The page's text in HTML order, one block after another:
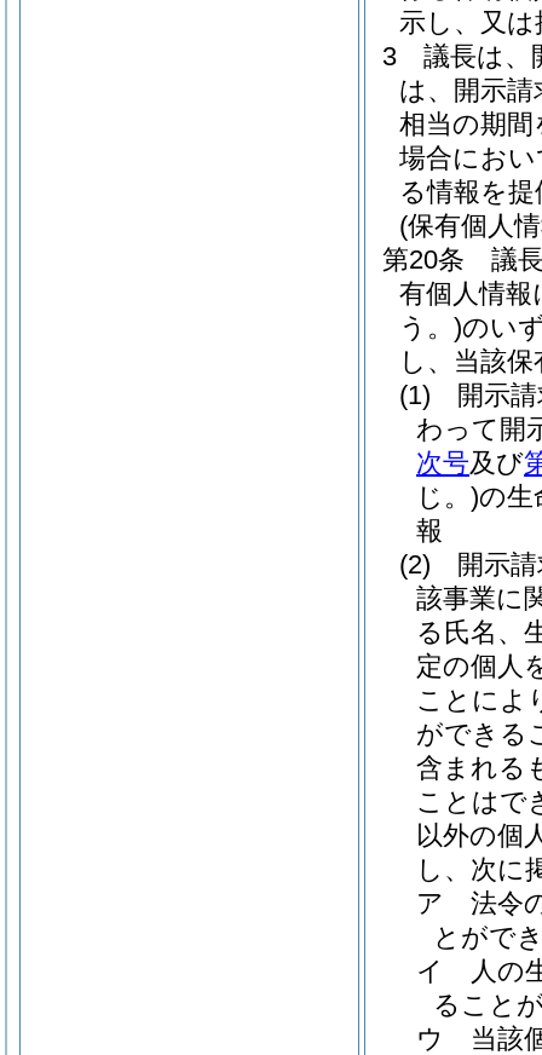
示し、又
3
議長は、
は、開示
相当の期
場合にお
る情報を
(保有個人
第20条
議
有個人情報
う。)のい
し、当該
(1)
開示
わって開
次号及び
じ。)の生
報
(2)
開示
該事業に
る氏名、
定の個人
ことによ
ができる
含まれる
ことはで
以外の個
し、次に
ア
法令
とがで
イ
人の
ること
ウ
当該